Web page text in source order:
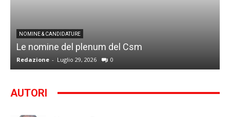
NOMINE & CANDIDATURE
Le nomine del plenum del Csm
Redazione - Luglio 29, 2026 0
AUTORI